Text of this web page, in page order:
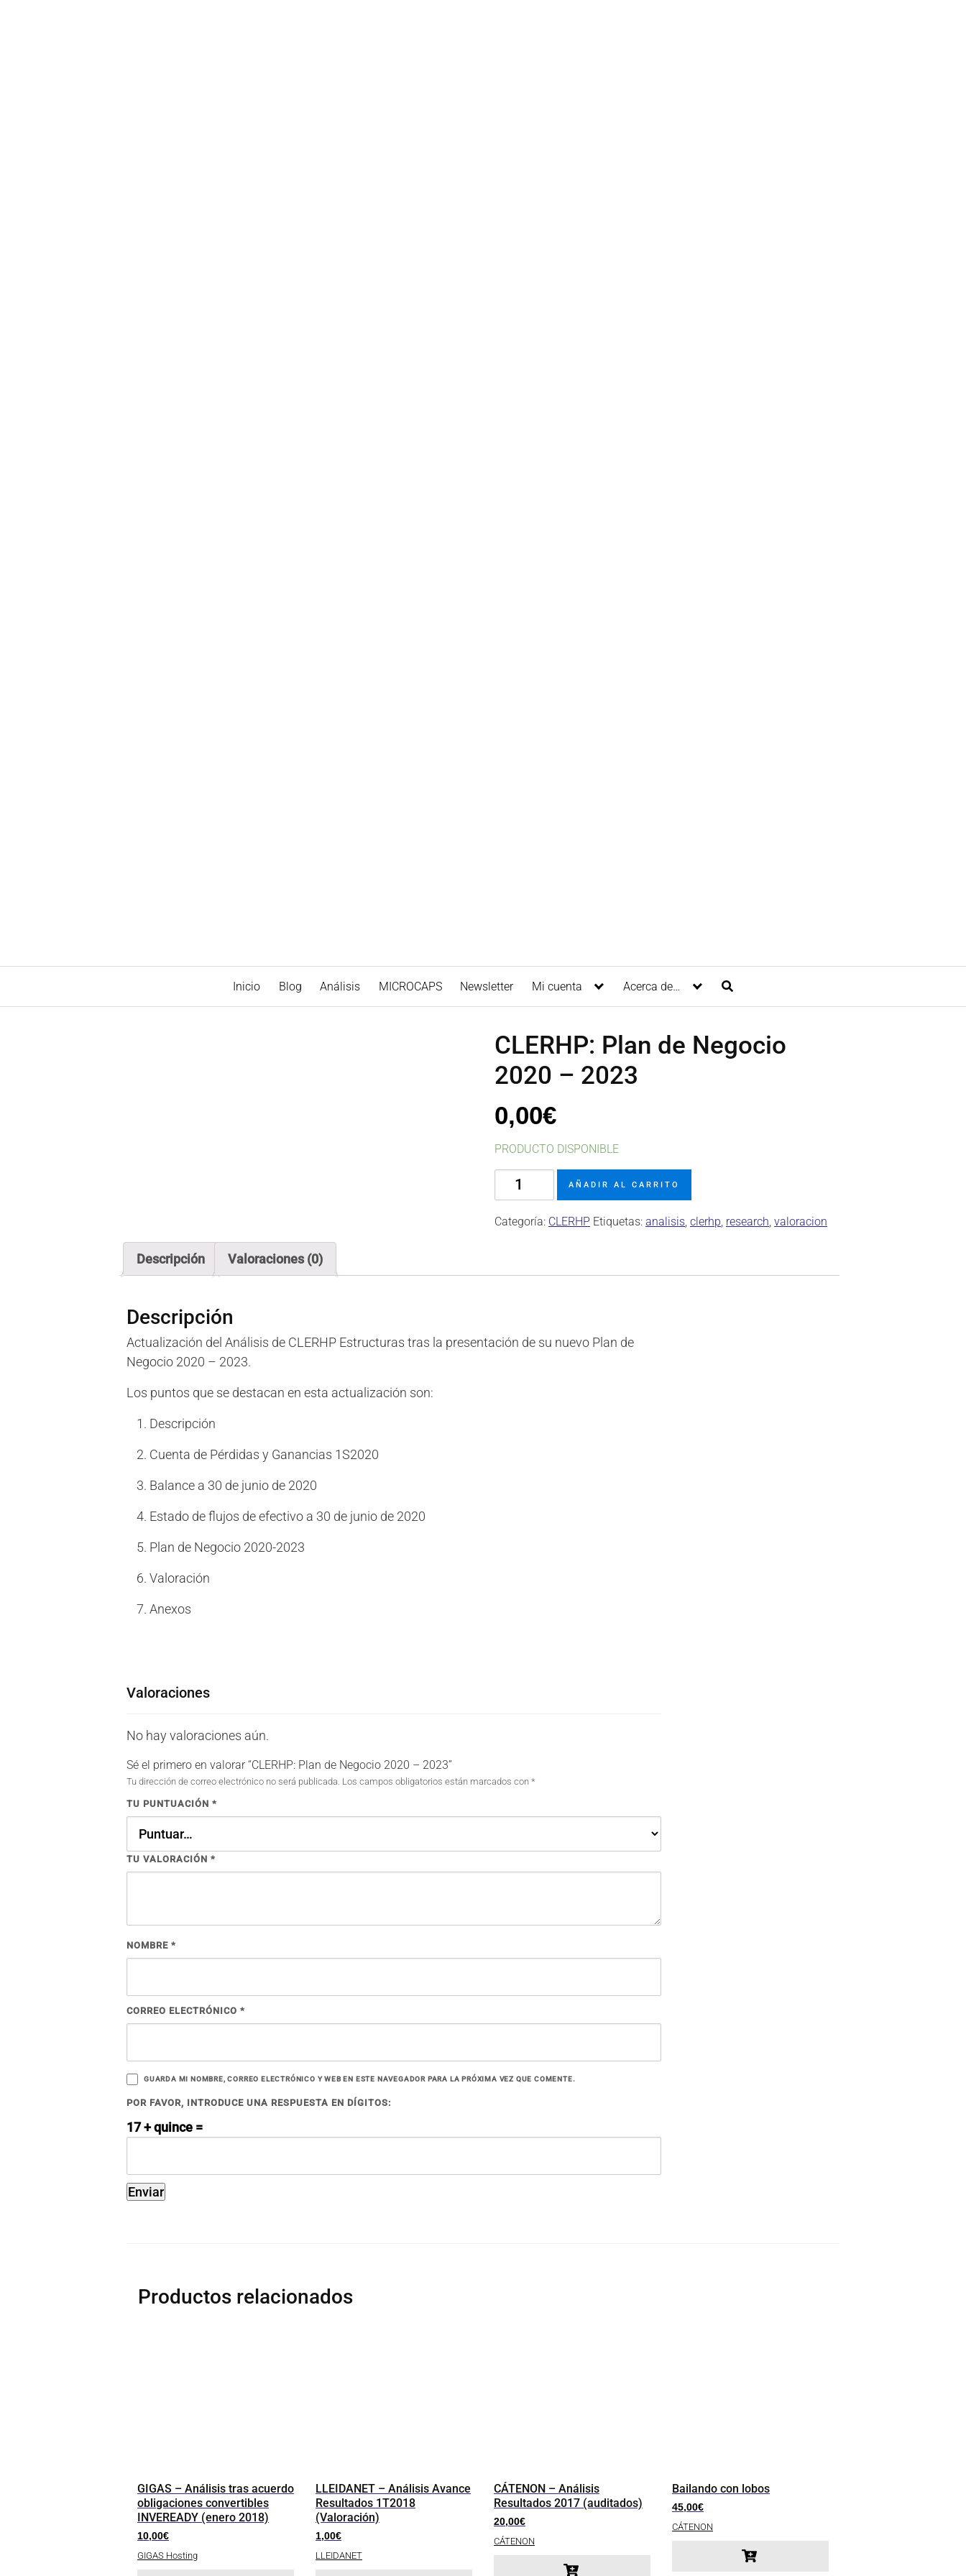
Inicio Blog Análisis MICROCAPS Newsletter Mi cuenta Acerca de…
CLERHP: Plan de Negocio
2020 – 2023
0,00€
PRODUCTO DISPONIBLE
CLERHP:
Negocio
2023
AÑADIR AL CARRITO
Categoría: CLERHP Etiquetas: analisis, clerhp, research, valoracion
Descripción Valoraciones (0)
Descripción
Actualización del Análisis de CLERHP Estructuras tras la presentación de su nuevo Plan de
Negocio 2020 – 2023.
Los puntos que se destacan en esta actualización son:
Descripción
Cuenta de Pérdidas y Ganancias 1S2020
Balance a 30 de junio de 2020
Estado de flujos de efectivo a 30 de junio de 2020
Plan de Negocio 2020-2023
Valoración
Anexos
Valoraciones
No hay valoraciones aún.
Sé el primero en valorar “CLERHP: Plan de Negocio 2020 – 2023”
Tu dirección de correo electrónico no será publicada. Los campos obligatorios están marcados con *
TU PUNTUACIÓN *
TU VALORACIÓN *
NOMBRE *
CORREO ELECTRÓNICO *
GUARDA MI NOMBRE, CORREO ELECTRÓNICO Y WEB EN ESTE NAVEGADOR PARA LA PRÓXIMA VEZ QUE COMENTE.
POR FAVOR, INTRODUCE UNA RESPUESTA EN DÍGITOS:
17 + quince =
Productos relacionados
GIGAS – Análisis tras acuerdo
obligaciones convertibles
INVEREADY (enero 2018)
10,00€
GIGAS Hosting
LLEIDANET – Análisis Avance
Resultados 1T2018
(Valoración)
1,00€
LLEIDANET
CÁTENON – Análisis
Resultados 2017 (auditados)
20,00€
CÁTENON
Bailando con lobos
45,00€
CÁTENON